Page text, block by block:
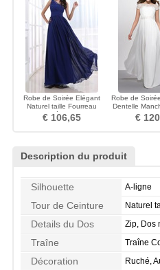
Robe de Soirée Elégant
Naturel taille Fourreau
plissé a ligne
€ 106,65
Robe de
Dentelle
Norme
€
Description du produit
Silhouette A-ligne
Tour de Ceinture Naturel
Details du Dos Zip, Dos
Traîne Traîne
Décoration Ruché,